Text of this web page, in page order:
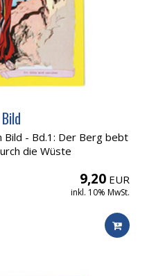
Bild - Bd.1: Der Berg bebt
die Wüste
9,20 EUR
inkl. 10% MwSt.